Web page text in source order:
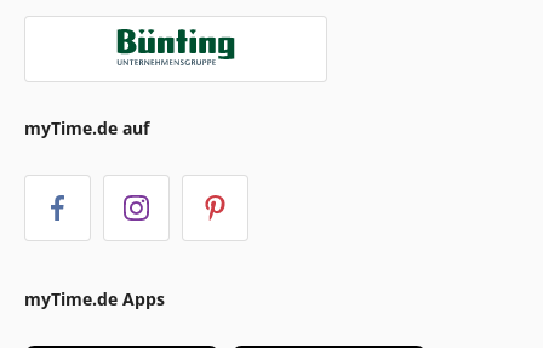
myTime.de auf
myTime.de Apps